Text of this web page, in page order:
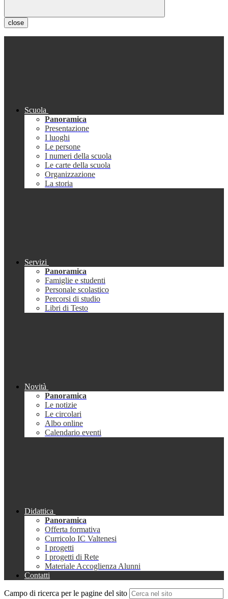
close
Scuola
Panoramica
Presentazione
I luoghi
Le persone
I numeri della scuola
Le carte della scuola
Organizzazione
La storia
Servizi
Panoramica
Famiglie e studenti
Personale scolastico
Percorsi di studio
Libri di Testo
Novità
Panoramica
Le notizie
Le circolari
Albo online
Calendario eventi
Didattica
Panoramica
Offerta formativa
Curricolo IC Valtenesi
I progetti
I progetti di Rete
Materiale Accoglienza Alunni
Contatti
Campo di ricerca per le pagine del sito